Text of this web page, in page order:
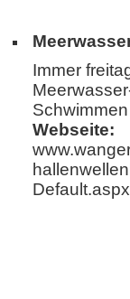
Immer
Webseite:
Default.aspx